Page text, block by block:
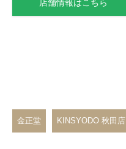
店舗情報はこちら
金正堂 KINSYODO 秋田店